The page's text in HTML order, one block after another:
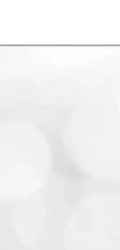
BY BEDTIME